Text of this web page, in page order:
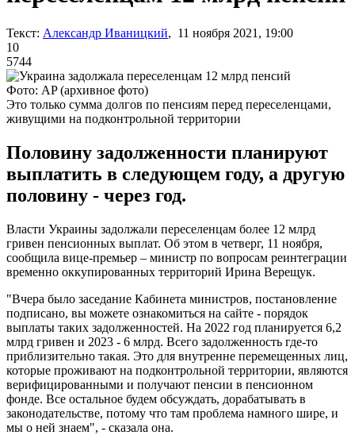
Текст: Александр Иваницкий, 11 ноября 2021, 19:00
10
5744
Фото: AP (архивное фото)
Это только сумма долгов по пенсиям перед переселенцами,
живущими на подконтрольной территории
Половину задолженности планируют
выплатить в следующем году, а другую
половину - через год.
Власти Украины задолжали переселенцам более 12 млрд
гривен пенсионных выплат. Об этом в четверг, 11 ноября,
сообщила вице-премьер – министр по вопросам реинтеграции
временно оккупированных территорий Ирина Верещук.
"Вчера было заседание Кабинета министров, постановление
подписано, вы можете ознакомиться на сайте - порядок
выплаты таких задолженностей. На 2022 год планируется 6,2
млрд гривен и 2023 - 6 млрд. Всего задолженность где-то
приблизительно такая. Это для внутренне перемещенных лиц,
которые проживают на подконтрольной территории, являются
верифицированными и получают пенсии в пенсионном
фонде. Все остальное будем обсуждать, дорабатывать в
законодательстве, потому что там проблема намного шире, и
мы о ней знаем", - сказала она.